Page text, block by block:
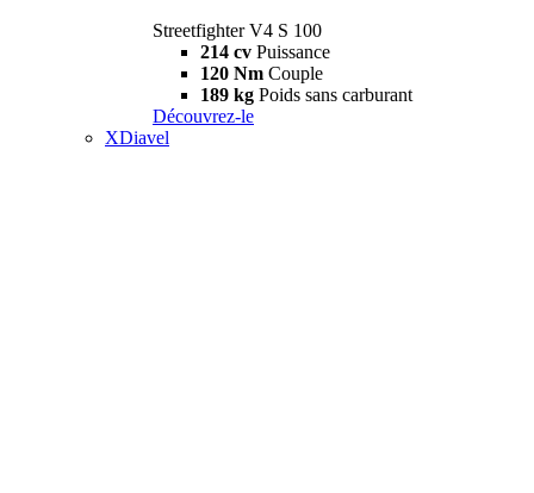
Streetfighter V4 S 100
214 cv Puissance
120 Nm Couple
189 kg Poids sans carburant
Découvrez-le
XDiavel